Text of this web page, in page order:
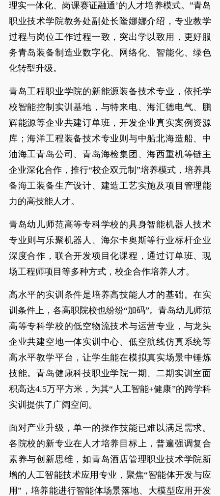
理实一体化、岗课赛证融通’的人才培养模式。”青岛
职业技术学院教务处副处长隆娜娜介绍，专业教学
过程与岗位工作过程一致，突出学以致用，更好服
务青岛装备制造业数字化、网络化、智能化、绿色
化转型升级。
青岛工程职业学院的新能源装备技术专业，依托学
校智能控制实训基地，与特来电、海汇德电气、鹏
辉能源等企业共建订单班，开发企业真实案例资源
库；海洋工程装备技术专业则与中船北海造船、中
油海工青岛公司、青岛海检集团、海西重机等链主
企业深化合作，推行“校企双元制”培养模式，培养具
备海工装备生产设计、建造工艺实施及项目管理能
力的高技能人才。
青岛幼儿师范高等专科学校的具身智能机器人技术
专业则与乐聚机器人、海尔卡奥斯等行业标杆企业
深度合作，联合开发项目化课程，通过订单班、现
场工程师项目等多种方式，校企合作培养人才。
高水平的实训条件是培养高技能人才的基础。在实
训条件上，各高职院校也纷纷“加码”。青岛幼儿师范
高等专科学校的低空物流技术与运营专业，与龙头
企业共建空地一体实训中心、低空航线仿真系统等
高水平教学平台，让学生能在模拟真实场景中锤炼
技能。青岛健康科技职业学院一期、二期实训室面
积高达4.5万平方米，为其“人工智能+健康”的跨学科
实训提供了广阔空间。
面对产业升级，单一的操作技能已难以满足需求。
各院校的新专业在人才培养目标上，普遍强调复合
素养与创新思维，如青岛酒店管理职业技术学院新
增的人工智能技术应用专业，聚焦“智能体开发与应
用”，培养能进行智能体场景落地、大模型应用开发